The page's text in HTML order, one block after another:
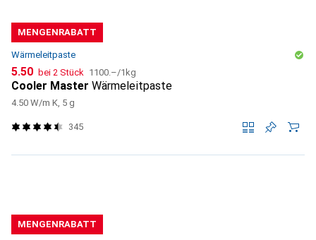
MENGENRABATT
Wärmeleitpaste
CHF
5.50 bei 2 Stück CHF
1100.–/1kg
Cooler Master Wärmeleitpaste
4.50 W/m K, 5 g
345
MENGENRABATT